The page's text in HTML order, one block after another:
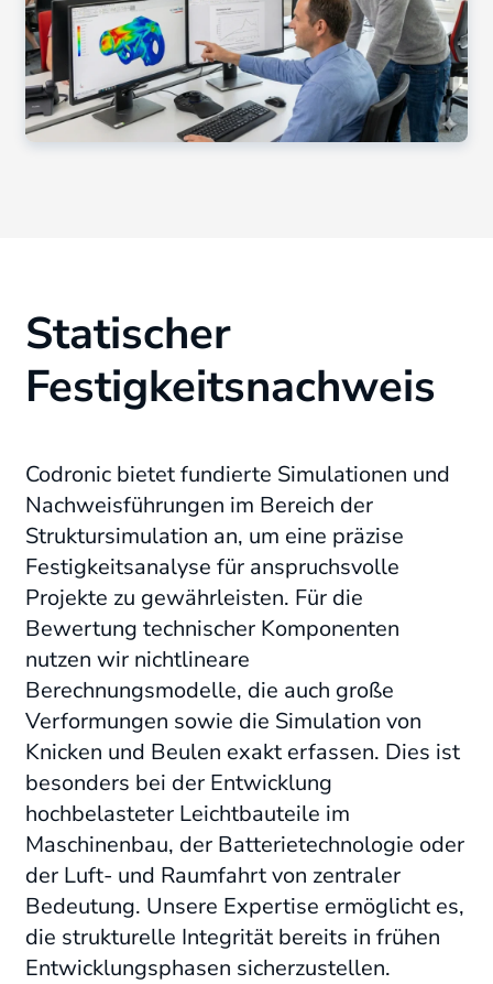
Statischer
Festigkeitsnachweis
Codronic bietet fundierte Simulationen und
Nachweisführungen im Bereich der
Struktursimulation an, um eine präzise
Festigkeitsanalyse für anspruchsvolle
Projekte zu gewährleisten. Für die
Bewertung technischer Komponenten
nutzen wir nichtlineare
Berechnungsmodelle, die auch große
Verformungen sowie die Simulation von
Knicken und Beulen exakt erfassen. Dies ist
besonders bei der Entwicklung
hochbelasteter Leichtbauteile im
Maschinenbau, der Batterietechnologie oder
der Luft- und Raumfahrt von zentraler
Bedeutung. Unsere Expertise ermöglicht es,
die strukturelle Integrität bereits in frühen
Entwicklungsphasen sicherzustellen.